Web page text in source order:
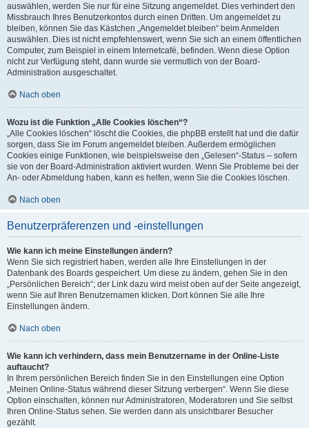
auswählen, werden Sie nur für eine Sitzung angemeldet. Dies verhindert den
Missbrauch Ihres Benutzerkontos durch einen Dritten. Um angemeldet zu
bleiben, können Sie das Kästchen „Angemeldet bleiben“ beim Anmelden
auswählen. Dies ist nicht empfehlenswert, wenn Sie sich an einem öffentlichen
Computer, zum Beispiel in einem Internetcafé, befinden. Wenn diese Option
nicht zur Verfügung steht, dann wurde sie vermutlich von der Board-
Administration ausgeschaltet.
Nach oben
Wozu ist die Funktion „Alle Cookies löschen“?
„Alle Cookies löschen“ löscht die Cookies, die phpBB erstellt hat und die dafür
sorgen, dass Sie im Forum angemeldet bleiben. Außerdem ermöglichen
Cookies einige Funktionen, wie beispielsweise den „Gelesen“-Status – sofern
sie von der Board-Administration aktiviert wurden. Wenn Sie Probleme bei der
An- oder Abmeldung haben, kann es helfen, wenn Sie die Cookies löschen.
Nach oben
Benutzerpräferenzen und -einstellungen
Wie kann ich meine Einstellungen ändern?
Wenn Sie sich registriert haben, werden alle Ihre Einstellungen in der
Datenbank des Boards gespeichert. Um diese zu ändern, gehen Sie in den
„Persönlichen Bereich“; der Link dazu wird meist oben auf der Seite angezeigt,
wenn Sie auf Ihren Benutzernamen klicken. Dort können Sie alle Ihre
Einstellungen ändern.
Nach oben
Wie kann ich verhindern, dass mein Benutzername in der Online-Liste
auftaucht?
In Ihrem persönlichen Bereich finden Sie in den Einstellungen eine Option
„Meinen Online-Status während dieser Sitzung verbergen“. Wenn Sie diese
Option einschalten, können nur Administratoren, Moderatoren und Sie selbst
Ihren Online-Status sehen. Sie werden dann als unsichtbarer Besucher
gezählt.